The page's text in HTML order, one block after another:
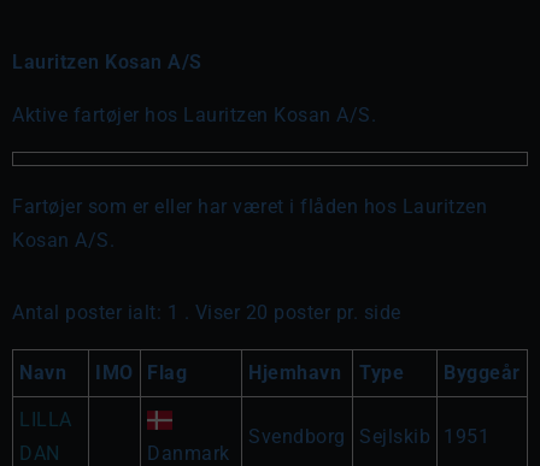
Lauritzen Kosan A/S
Aktive fartøjer hos Lauritzen Kosan A/S.
Fartøjer som er eller har været i flåden hos Lauritzen
Kosan A/S.
Antal poster ialt: 1 . Viser 20 poster pr. side
Navn IMO Flag Hjemhavn Type Byggeår
LILLA
DAN
Danmark
Svendborg Sejlskib 1951